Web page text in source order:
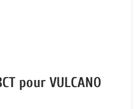
pour VULCANO